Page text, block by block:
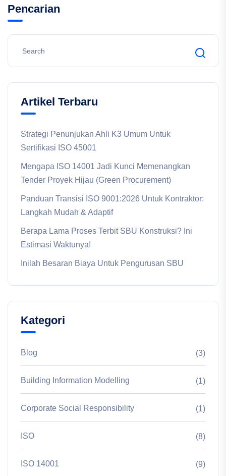
Pencarian
Artikel Terbaru
Strategi Penunjukan Ahli K3 Umum Untuk
Sertifikasi ISO 45001
Mengapa ISO 14001 Jadi Kunci Memenangkan
Tender Proyek Hijau (Green Procurement)
Panduan Transisi ISO 9001:2026 Untuk Kontraktor:
Langkah Mudah & Adaptif
Berapa Lama Proses Terbit SBU Konstruksi? Ini
Estimasi Waktunya!
Inilah Besaran Biaya Untuk Pengurusan SBU
Kategori
Blog (3)
Building Information Modelling (1)
Corporate Social Responsibility (1)
ISO (8)
ISO 14001 (9)